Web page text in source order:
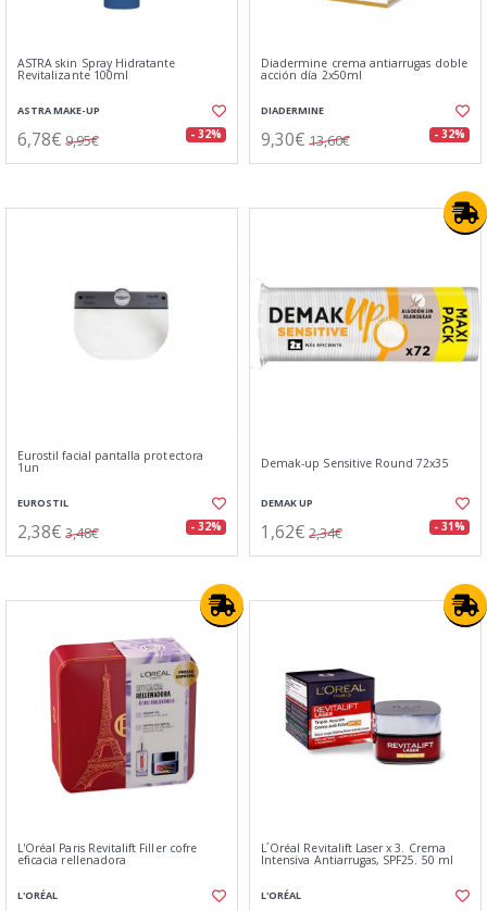
ASTRA skin Spray Hidratante
Revitalizante 100ml
ASTRA MAKE-UP
6,78€ 9,95€ - 32%
Diadermine crema antiarrugas doble
acción dí­a 2x50ml
DIADERMINE
9,30€ 13,60€ - 32%
Eurostil facial pantalla protectora
1un
EUROSTIL
2,38€ 3,48€ - 32%
Demak-up Sensitive Round 72x35
DEMAK UP
1,62€ 2,34€ - 31%
L'Oréal Paris Revitalift Filler cofre
eficacia rellenadora
L'ORÉAL
L´Oréal Revitalift Laser x 3. Crema
Intensiva Antiarrugas, SPF25. 50 ml
L'ORÉAL